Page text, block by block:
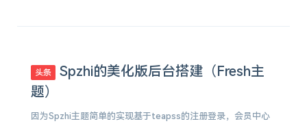
头条
Spzhi的美化版后台搭建（Fresh主
题）
因为Spzhi主题简单的实现基于teapss的注册登录，会员中心